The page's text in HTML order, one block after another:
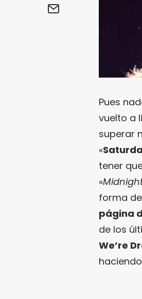
Pues
vuelto a
superar
«
tener
«
forma
página
de los
We’re